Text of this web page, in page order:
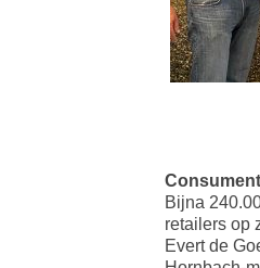
Bijna
retailers op
Evert de